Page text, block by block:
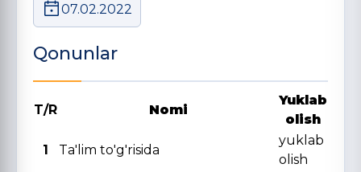
07.02.2022
Qonunlar
T/R Nomi
Yuklab
olish
1
Ta'lim to'g'risida
yuklab
olish